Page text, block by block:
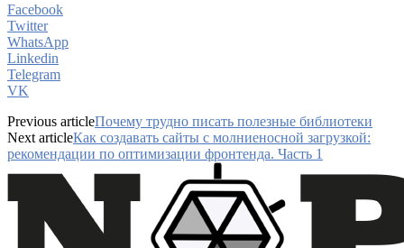
Facebook
Twitter
WhatsApp
Linkedin
Telegram
VK
Previous articleПочему трудно писать полезные библиотеки
Next articleКак создавать сайты с молниеносной загрузкой:
рекомендации по оптимизации фронтенда. Часть 1